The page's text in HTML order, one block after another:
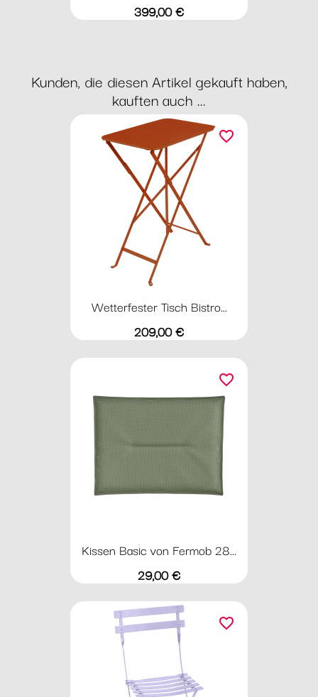
Preis
399,00 €
Kunden, die diesen Artikel gekauft haben,
kauften auch ...
Wetterfester Tisch Bistro...
Preis
209,00 €
favorite_border
Kissen Basic von Fermob 28...
Preis
29,00 €
favorite_border
favorite_border